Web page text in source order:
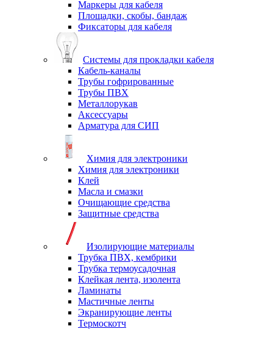
Маркеры для кабеля
Площадки, скобы, бандаж
Фиксаторы для кабеля
Системы для прокладки кабеля
Кабель-каналы
Трубы гофрированные
Трубы ПВХ
Металлорукав
Аксессуары
Арматура для СИП
Химия для электроники
Химия для электроники
Клей
Масла и смазки
Очищающие средства
Защитные средства
Изолирующие материалы
Трубка ПВХ, кембрики
Трубка термоусадочная
Клейкая лента, изолента
Ламинаты
Мастичные ленты
Экранирующие ленты
Термоскотч